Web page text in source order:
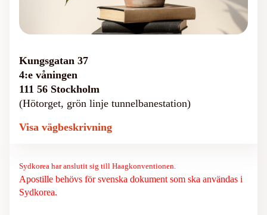
Sydkorea har anslutit sig till Haagkonventionen.
Apostille behövs för svenska dokument som ska användas i
Sydkorea.
Kungsgatan 37
4:e våningen
111 56 Stockholm
(Hötorget, grön linje tunnelbanestation)
Visa vägbeskrivning